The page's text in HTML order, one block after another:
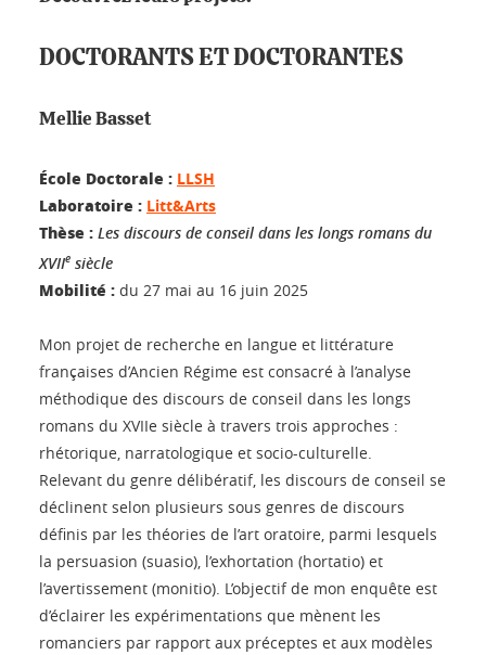
DOCTORANTS ET DOCTORANTES
Mellie Basset
École Doctorale : LLSH
Laboratoire : Litt&Arts
Thèse : Les discours de conseil dans les longs romans du
XVIIe siècle
Mobilité : du 27 mai au 16 juin 2025
Mon projet de recherche en langue et littérature
françaises d’Ancien Régime est consacré à l’analyse
méthodique des discours de conseil dans les longs
romans du XVIIe siècle à travers trois approches :
rhétorique, narratologique et socio-culturelle.
Relevant du genre délibératif, les discours de conseil se
déclinent selon plusieurs sous genres de discours
définis par les théories de l’art oratoire, parmi lesquels
la persuasion (suasio), l’exhortation (hortatio) et
l’avertissement (monitio). L’objectif de mon enquête est
d’éclairer les expérimentations que mènent les
romanciers par rapport aux préceptes et aux modèles